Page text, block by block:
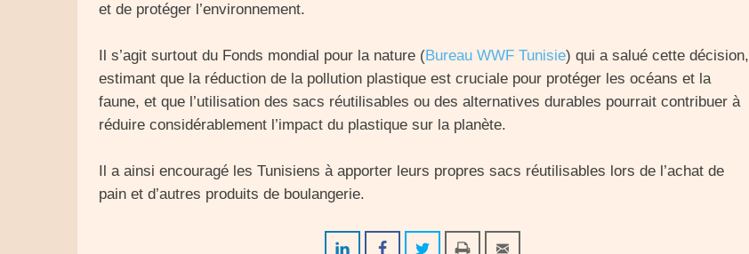
et de protéger l’environnement.
Il s’agit surtout du Fonds mondial pour la nature (Bureau WWF Tunisie) qui a salué cette décision,
estimant que la réduction de la pollution plastique est cruciale pour protéger les océans et la
faune, et que l’utilisation des sacs réutilisables ou des alternatives durables pourrait contribuer à
réduire considérablement l’impact du plastique sur la planète.
Il a ainsi encouragé les Tunisiens à apporter leurs propres sacs réutilisables lors de l’achat de
pain et d’autres produits de boulangerie.